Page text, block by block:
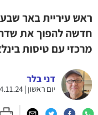
ראש עיריית באר
חדשה להפוך את
מרכזי עם טיסות
דני בלר
יום ראשון | 24.11.24 | 12:09